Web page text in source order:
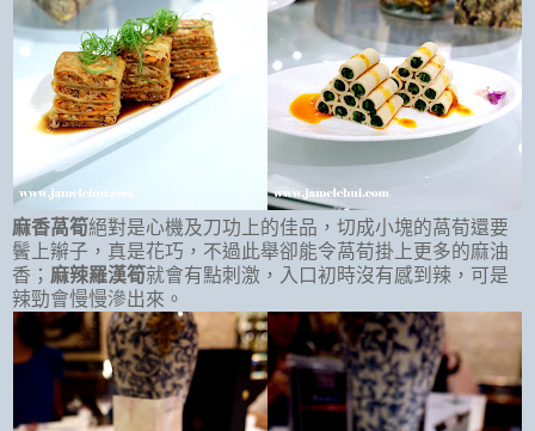
麻香萵筍絕對是心機及刀功上的佳品，切成小塊的萵荀還要
鬢上辮子，真是花巧，不過此舉卻能令萵荀掛上更多的麻油
香； 麻辣羅漢筍就會有點刺激，入口初時沒有感到辣，可是
辣勁會慢慢滲出來。